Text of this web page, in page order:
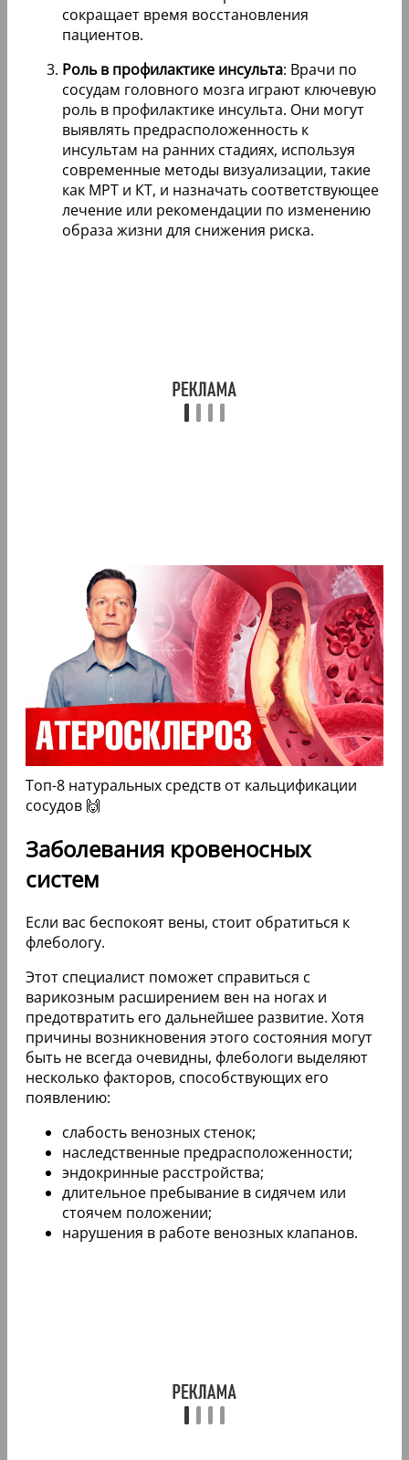
сокращает время восстановления
пациентов.
Роль в профилактике инсульта: Врачи по
сосудам головного мозга играют ключевую
роль в профилактике инсульта. Они могут
выявлять предрасположенность к
инсультам на ранних стадиях, используя
современные методы визуализации, такие
как МРТ и КТ, и назначать соответствующее
лечение или рекомендации по изменению
образа жизни для снижения риска.
Топ-8 натуральных средств от кальцификации
сосудов 🙌
Заболевания кровеносных
систем
Если вас беспокоят вены, стоит обратиться к
флебологу.
Этот специалист поможет справиться с
варикозным расширением вен на ногах и
предотвратить его дальнейшее развитие. Хотя
причины возникновения этого состояния могут
быть не всегда очевидны, флебологи выделяют
несколько факторов, способствующих его
появлению:
слабость венозных стенок;
наследственные предрасположенности;
эндокринные расстройства;
длительное пребывание в сидячем или
стоячем положении;
нарушения в работе венозных клапанов.